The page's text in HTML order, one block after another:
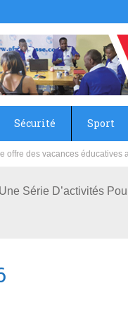
Sécurité Sport
Aboubacar Sangoulé
Série D’activités